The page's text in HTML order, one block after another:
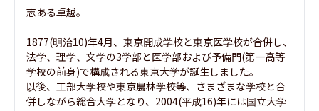
志ある卓越。
1877(明治10)年4月、東京開成学校と東京医学校が合併し、
法学、理学、文学の3学部と医学部および予備門(第一高等
学校の前身)で構成される東京大学が誕生しました。
以後、工部大学校や東京農林学校等、さまざまな学校と合
併しながら総合大学となり、2004(平成16)年には国立大学